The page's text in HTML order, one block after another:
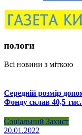
пологи
Всі новини з міткою
Середній розмір
Фонду склав 40,5
Соціальний Захист
20.01.2022